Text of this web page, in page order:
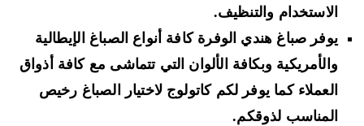
الاستخدام والتنظيف.
يوفر صباغ هندي الوفرة كافة أنواع الصباغ الإيطالية
والأمريكية وبكافة الألوان التي تتماشى مع كافة أذواق
العملاء كما يوفر لكم كاتولوج لاختيار الصباغ رخيص
المناسب لذوقكم.